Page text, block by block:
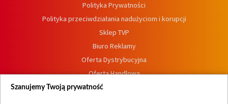
Polityka Prywatności
Polityka przeciwdziałania nadużyciom i korupcji
Sklep TVP
Biuro Reklamy
Oferta Dystrybucyjna
Oferta Handlowa
Dostępność
Szanujemy Twoją prywatność